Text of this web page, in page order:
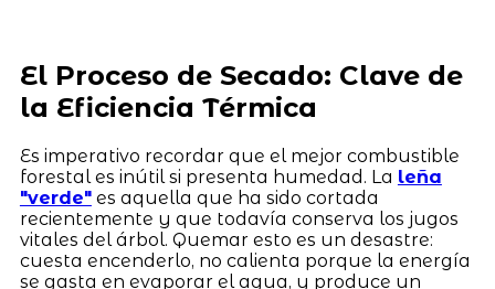
El Proceso de Secado: Clave de
la Eficiencia Térmica
Es imperativo recordar que el mejor combustible
forestal es inútil si presenta humedad. La leña
"verde"es aquella que ha sido cortada
recientemente y que todavía conserva los jugos
vitales del árbol. Quemar esto es un desastre:
cuesta encenderlo, no calienta porque la energía
se gasta en evaporar el agua, y produce un